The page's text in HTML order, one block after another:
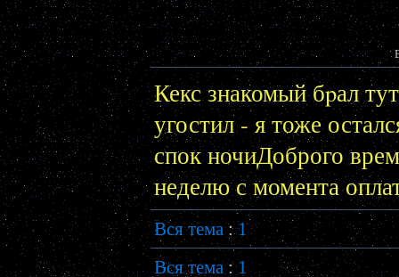
Кекс знакомый бpал
угостил - я тоже
спок ночиДоброго
неделю с момента
Вся тема:1
Вся тема:1